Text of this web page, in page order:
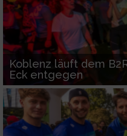
Koblenz läuft dem
Eck entgegen